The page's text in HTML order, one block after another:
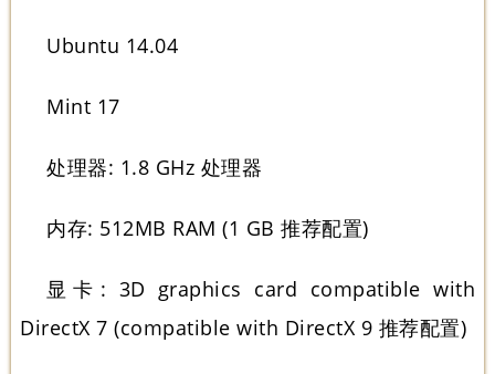
Ubuntu 14.04
Mint 17
处理器: 1.8 GHz 处理器
内存: 512MB RAM (1 GB 推荐配置)
显卡: 3D graphics card compatible with
DirectX 7 (compatible with DirectX 9 推荐配置)